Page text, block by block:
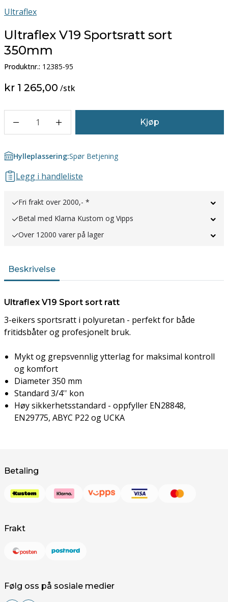
Ultraflex
Ultraflex V19 Sportsratt sort
350mm
Produktnr.: 12385-95
kr 1 265,00 /stk
1 Kjøp
Hylleplassering:Spør Betjening
Legg i handleliste
Fri frakt over 2000,- *
Betal med Klarna Kustom og Vipps
Over 12000 varer på lager
Beskrivelse
Ultraflex V19 Sport sort ratt
3-eikers sportsratt i polyuretan - perfekt for både
fritidsbåter og profesjonelt bruk.
Mykt og grepsvennlig ytterlag for maksimal kontroll
og komfort
Diameter 350 mm
Standard 3/4'' kon
Høy sikkerhetsstandard - oppfyller EN28848,
EN29775, ABYC P22 og UCKA
Betaling
Frakt
Følg oss på sosiale medier